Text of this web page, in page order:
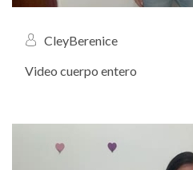
CleyBerenice
Video cuerpo entero